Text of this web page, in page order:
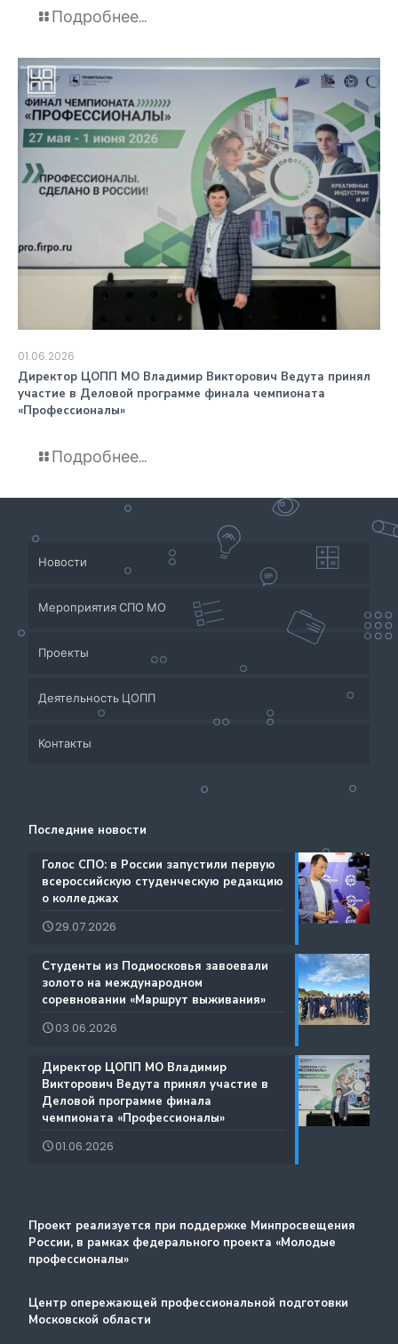
Подробнее...
01.06.2026
️Директор ЦОПП МО Владимир Викторович Ведута принял
участие в Деловой программе финала чемпионата
«Профессионалы»
Подробнее...
Новости
Мероприятия СПО МО
Проекты
Приёмная кампания
Система СПО Московской области
Аналитический отдел содействия трудоустройству
Каталог образовательных программ
Международная деятельность
Региональный проект по Профориентации
Дополнительные образовательные услуги
Методический портал
Деятельность ЦОПП
Банк партнеров
Центр содействия занятости учащейся молодежи и
Документы
Истории Успеха
Благодарности
Фестиваль профессий «Путь навыков»
Атлас доступных профессий для лиц с
интеллектуальными нарушениями
Контакты
Ресурсы ЦОПП МО
Последние новости
️Голос СПО: в России запустили первую
всероссийскую студенческую редакцию
о колледжах
29.07.2026
️Студенты из Подмосковья завоевали
золото на международном
соревновании «Маршрут выживания»
03.06.2026
️Директор ЦОПП МО Владимир
Викторович Ведута принял участие в
Деловой программе финала
чемпионата «Профессионалы»
01.06.2026
Проект реализуется при поддержке Минпросвещения
России, в рамках федерального проекта «Молодые
профессионалы»
Центр опережающей профессиональной подготовки
Московской области